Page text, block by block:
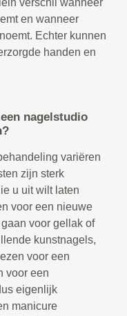
verschil wanneer
en wanneer
Echter kunnen
handen en
nagelstudio
variëren
zijn sterk
u uit wilt laten
voor een nieuwe
voor gellak of
kunstnagels,
voor een
voor een
eigenlijk
manicure